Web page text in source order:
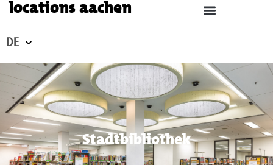
locations aachen
DE
Stadtbibliothek